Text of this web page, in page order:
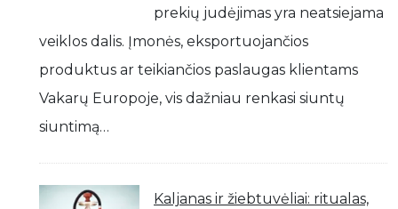
prekių judėjimas yra neatsiejama
veiklos dalis. Įmonės, eksportuojančios
produktus ar teikiančios paslaugas klientams
Vakarų Europoje, vis dažniau renkasi siuntų
siuntimą…
Kaljanas ir žiebtuvėliai: ritualas,